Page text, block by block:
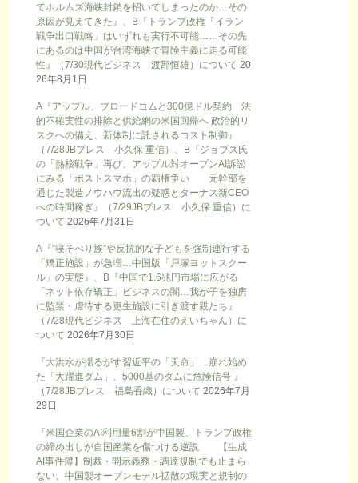
てホルムズ海峡封鎖を招いてしまったのか…その
原因が見えてきた』、B『トランプ政権「イラン
戦争出口戦略」はいずれも実行不可能……その先
にあるのは中国が台湾海峡で冒険主義に走る可能
性』（7/30現代ビジネス 渡部恒雄）について 20
26年8月1日
A『アップル、ブロードコムと300億ドル契約 法
的不確実性の排除と供給網の米国回帰へ 政治的リ
スクへの備え、新体制に託されるコスト制御』
（7/28JBプレス 小久保 重信）、B『ジョブズ氏
の「熱核戦争」再び、アップル対オープンAI訴訟
にみる「ポストスマホ」の覇権争い 元幹部を
通じた製造ノウハウ流出の疑惑とターナス新CEO
への時間稼ぎ』（7/29JBプレス 小久保 重信）に
ついて 2026年7月31日
A『”寝そべり族”や反抗的な子どもを強制連行する
「矯正施設」が急増…中国版「戸塚ヨットスクー
ル」の実態』、B『中国で1.6兆円市場に広がる
「ネット依存矯正」ビジネスの闇…我が子を独房
に監禁・虐待する更生施設に引き渡す親たち』
（7/28現代ビジネス 上海在住のえいちゃん）に
ついて 2026年7月30日
『大洪水が揺るがす習近平の「天命」…崩れ始め
た「大躍進ダム」、5000基のダムに危険信号 』
（7/28JBプレス 福島香織）について 2026年7月
29日
『米国企業のAI利用量6割が中国製、トランプ政権
の締め出しが自国産業を傷つける逆説 【生成
AI事件簿】制裁・開示義務・調達規制でも止まら
ない、中国製オープンモデル拡散の現実と規制の